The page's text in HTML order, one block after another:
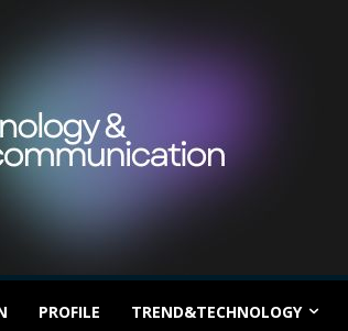
PROFILE TREND&TECHNOLOGY